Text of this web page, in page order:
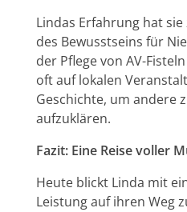
Lindas Erfahrung hat
des Bewusstseins für
der Pflege von AV-
oft auf lokalen
Geschichte, um andere
aufzuklären.
Fazit: Eine Reise voller
Heute blickt Linda mit
Leistung auf ihren Weg